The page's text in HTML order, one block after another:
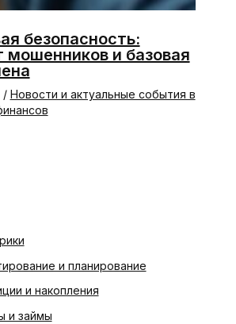
безопасность:
мошенников и базовая
/ Новости и актуальные события в
и планирование
и накопления
и займы